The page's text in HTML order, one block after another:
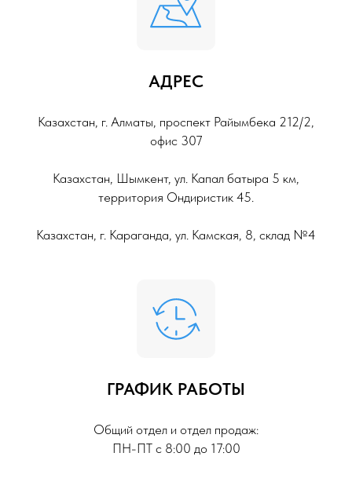
АДРЕС
Казахстан, г. Алматы, проспект Райымбека 212/2,
офис 307
Казахстан, Шымкент, ул. Капал батыра 5 км,
территория Ондиристик 45.
Казахстан, г. Караганда, ул. Камская, 8, склад №4
ГРАФИК РАБОТЫ
Общий отдел и отдел продаж:
ПН-ПТ с 8:00 до 17:00